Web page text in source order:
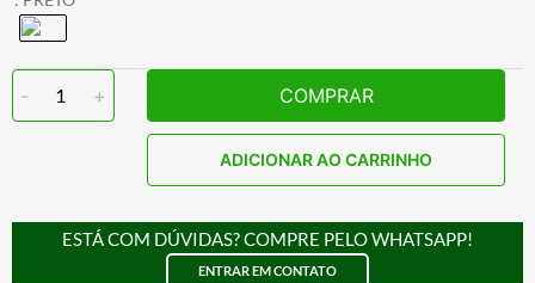
- 1 + COMPRAR
ADICIONAR AO CARRINHO
ESTÁ COM DÚVIDAS? COMPRE PELO WHATSAPP!
ENTRAR EM CONTATO